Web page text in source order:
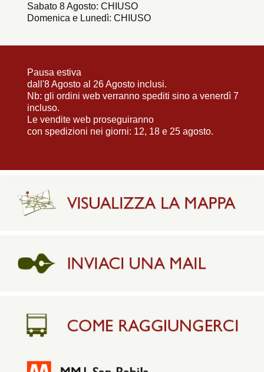
Sabato 8 Agosto: CHIUSO
Domenica e Lunedì: CHIUSO
Pausa estiva
dall'8 Agosto al 26 Agosto inclusi.
Nb: gli ordini web verranno spediti sino a venerdì 7
incluso.
Le vendite web proseguiranno
con spedizioni nei giorni: 12, 18 e 25 agosto.